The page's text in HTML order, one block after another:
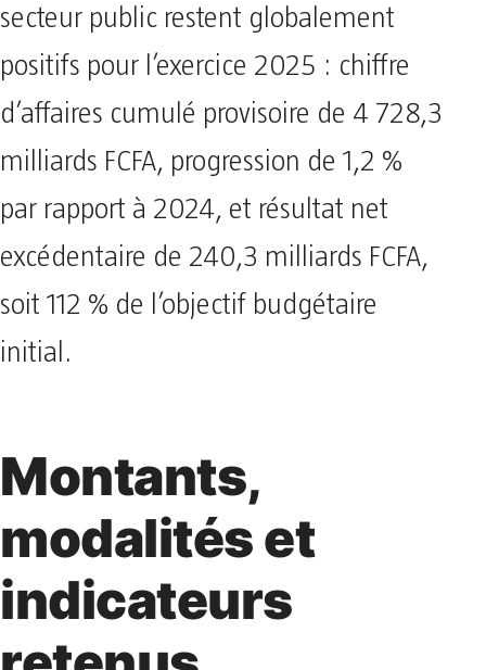
secteur public restent globalement
positifs pour l’exercice 2025 : chiffre
d’affaires cumulé provisoire de 4 728,3
milliards FCFA, progression de 1,2 %
par rapport à 2024, et résultat net
excédentaire de 240,3 milliards FCFA,
soit 112 % de l’objectif budgétaire
initial.
Montants,
modalités et
indicateurs